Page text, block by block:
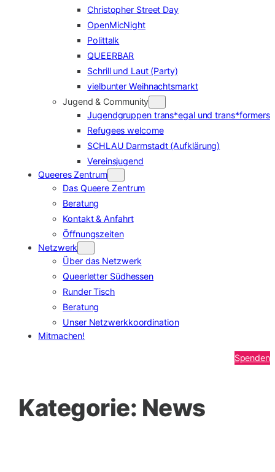
Christopher Street Day
OpenMicNight
Polittalk
QUEERBAR
Schrill und Laut (Party)
vielbunter Weihnachtsmarkt
Jugend & Community
Jugendgruppen trans*egal und trans*formers
Refugees welcome
SCHLAU Darmstadt (Aufklärung)
Vereinsjugend
Queeres Zentrum
Das Queere Zentrum
Beratung
Kontakt & Anfahrt
Öffnungszeiten
Netzwerk
Über das Netzwerk
Queerletter Südhessen
Runder Tisch
Beratung
Unser Netzwerkkoordination
Mitmachen!
Spenden
Kategorie: News